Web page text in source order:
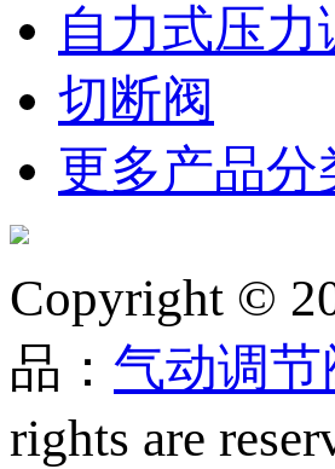
自力式压力
切断阀
更多产品分
Copyright ©
品： 气动调节
rights are